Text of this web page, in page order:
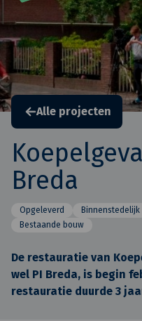
Alle projecten
Breda
Opgeleverd Binnenstedelijk
Bestaande bouw
De restauratie van
wel PI Breda, is begin
restauratie duurde 3